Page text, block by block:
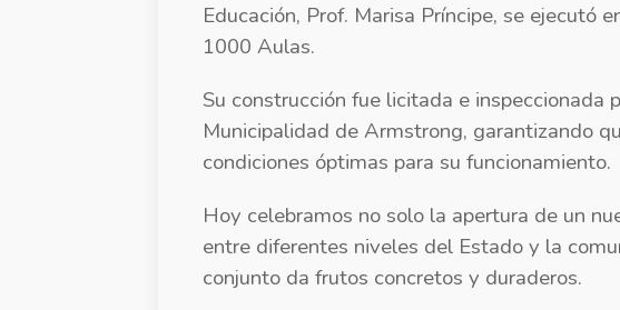
Educación, Prof. Marisa Príncipe, se ejecutó
1000 Aulas.
Su construcción fue licitada e inspeccionada
Municipalidad de Armstrong, garantizando
condiciones óptimas para su funcionamiento.
Hoy celebramos no solo la apertura de un
entre diferentes niveles del Estado y la
conjunto da frutos concretos y duraderos.